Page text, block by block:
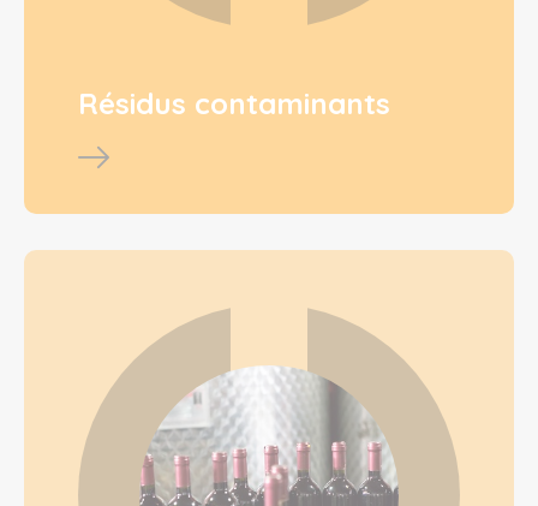
Résidus contaminants